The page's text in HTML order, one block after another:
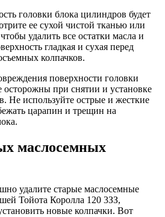
головки блока цилиндров будет
ее сухой чистой тканью или
удалить все остатки масла и
гладкая и сухая перед
колпачков.
поверхности головки
осторожны при снятии и установке
Не используйте острые и жесткие
царапин и трещин на
маслосемных
удалите старые маслосемные
Тойота Королла 120 3ЗЗ,
новые колпачки. Вот